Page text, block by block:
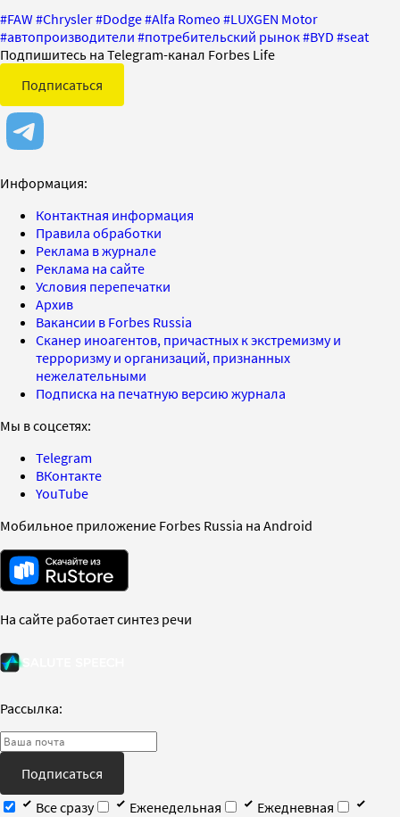
#FAW #Chrysler#Dodge#Alfa Romeo #LUXGEN Motor
#автопроизводители #потребительский рынок#BYD #seat
Подпишитесь на Telegram-канал Forbes Life
Подписаться
Информация:
Контактная информация
Правила обработки
Реклама в журнале
Реклама на сайте
Условия перепечатки
Архив
Вакансии в Forbes Russia
Сканер иноагентов, причастных к экстремизму и
терроризму и организаций, признанных
нежелательными
Подписка на печатную версию журнала
Мы в соцсетях:
Telegram
ВКонтакте
YouTube
Мобильное приложение Forbes Russia на Android
На сайте работает синтез речи
Рассылка:
Подписаться
Все сразу
Еженедельная
Ежедневная